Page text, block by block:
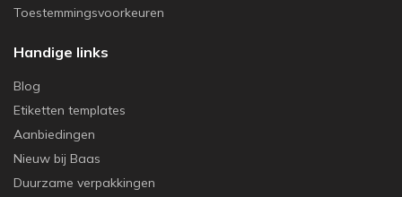
Toestemmingsvoorkeuren
Handige links
Blog
Etiketten templates
Aanbiedingen
Nieuw bij Baas
Duurzame verpakkingen